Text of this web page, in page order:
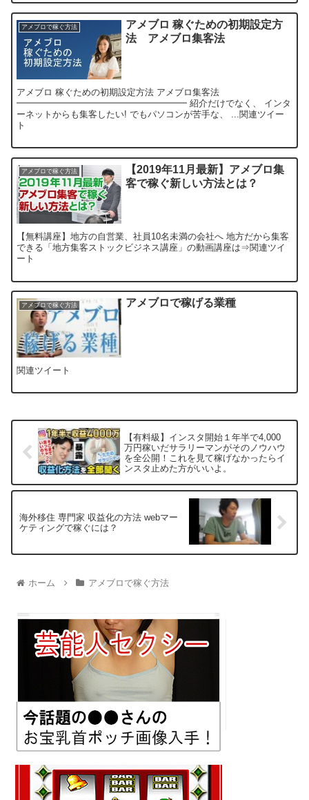
アメブロで稼ぐ方法
アメブロ 稼ぐための初期設定方
法 アメブロ集客法
アメブロ 稼ぐための初期設定方法 アメブロ集客法
━━━━━━━━━━━━━━━━━━━ 紹介だけでなく、 インタ
ーネットからも集客したい! でもパソコンが苦手な、 ...関連ツイー
ト
アメブロで稼ぐ方法
【2019年11月最新】アメブロ集
客で稼ぐ新しい方法とは？
【無料講座】地方の自営業、社員10名未満の会社へ 地方だから集客
できる「地方集客ストックビジネス講座」の動画講座は⇒関連ツイ
ート
アメブロで稼ぐ方法 アメブロで稼げる業種
関連ツイート
【有料級】インスタ開始１年半で4,000
万円稼いだサラリーマンがそのノウハウ
を全公開！これを見て稼げなかったらイ
ンスタ止めた方がいいよ。
海外移住 専門家 収益化の方法 webマー
ケティングで稼ぐには？
ホーム アメブロで稼ぐ方法